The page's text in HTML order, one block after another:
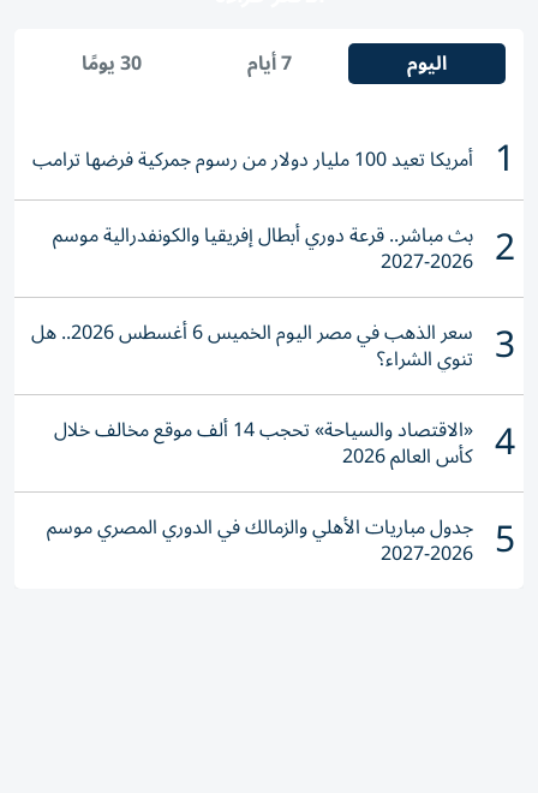
اليوم 7 أيام 30 يومًا
1 أمريكا تعيد 100 مليار دولار من رسوم جمركية فرضها ترامب
2 بث مباشر.. قرعة دوري أبطال إفريقيا والكونفدرالية موسم
2026-2027
3 سعر الذهب في مصر اليوم الخميس 6 أغسطس 2026.. هل
تنوي الشراء؟
4 «الاقتصاد والسياحة» تحجب 14 ألف موقع مخالف خلال
كأس العالم 2026
5 جدول مباريات الأهلي والزمالك في الدوري المصري موسم
2026-2027